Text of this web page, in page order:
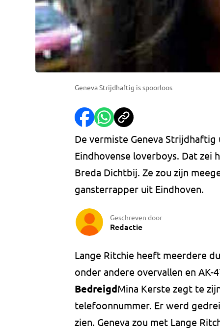
Geneva Strijdhaftig is spoorloos
De vermiste Geneva Strijdhaftig
Eindhovense loverboys. Dat zei
Breda Dichtbij. Ze zou zijn
gansterrapper uit Eindhoven.
Geschreven door
Redactie
Lange Ritchie heeft meerdere
onder andere overvallen en
BedreigdMina Kerste zegt te
telefoonnummer. Er werd
zien. Geneva zou met Lange